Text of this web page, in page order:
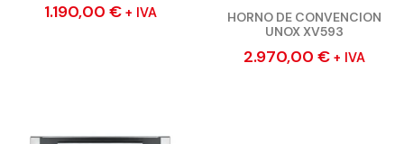
1.190,00 € + IVA
HORNO DE CONVENCION
UNOX XV593
2.970,00 € + IVA